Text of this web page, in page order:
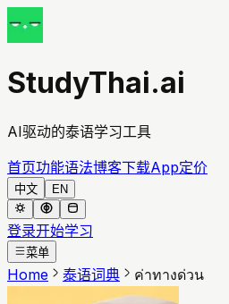
StudyThai.ai
AI驱动的泰语学习工具
首页功能语法博客下载App定价
中文 EN
登录开始学习
菜单
Home 泰语词典 ค่าทางด่วน